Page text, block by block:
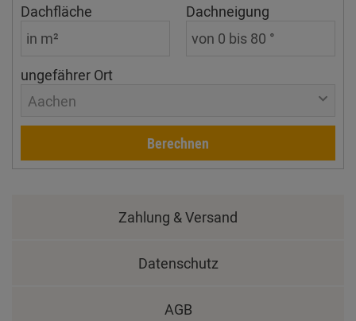
Dachfläche Dachneigung
ungefährer Ort
Aachen
Berechnen
Zahlung & Versand
Datenschutz
AGB